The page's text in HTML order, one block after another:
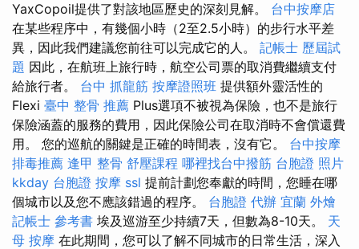
YaxCopoil提供了對該地區歷史的深刻見解。 台中按摩店
在某些程序中，有幾個小時（2至2.5小時）的步行水平差
異，因此我們建議您前往可以完成它的人。 記帳士 歷屆試
題 因此，在航班上旅行時，航空公司票的取消費繼續支付
給旅行者。 台中 抓龍筋 按摩證照班 提供額外靈活性的
Flexi 臺中 整骨 推薦 Plus選項不被視為保險，也不是旅行
保險涵蓋的服務的費用，因此保險公司在取消時不會償還費
用。 您的巡航的關鍵是正確的時間表，沒有它。 台中按摩
排毒推薦 逢甲 整骨 舒壓課程 哪裡找台中撥筋 台胞證 照片
kkday 台胞證 按摩 ssl 提前計劃您奉獻的時間，您睡在哪
個城市以及您不應該錯過的程序。 台胞證 代辦 宜蘭 外燴
記帳士 參考書 埃及巡游至少持續7天，但數為8-10天。 天
母 按摩 在此期間，您可以了解不同城市的日常生活，深入